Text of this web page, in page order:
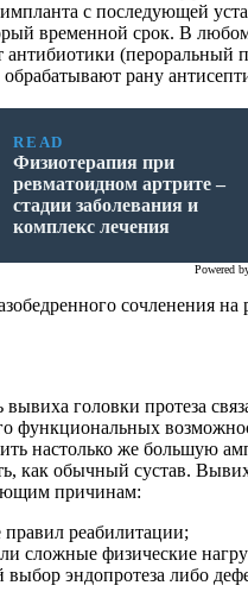
импланта с последующей
временной срок. В
антибиотики (пероральный
рану
READ
Физиотерапия при
ревматоидном артрите –
стадии заболевания и
комплекс лечения
Powered
сочленения на
вывиха головки протеза
функциональных
настолько же большую
как обычный сустав.
причинам:
реабилитации;
сложные физические
эндопротеза либо